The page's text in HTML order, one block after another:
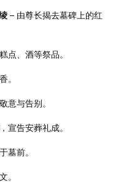
– 由尊长揭去墓碑上的红
点、酒等祭品。
。
意与告别。
宣告安葬礼成。
墓前。
。